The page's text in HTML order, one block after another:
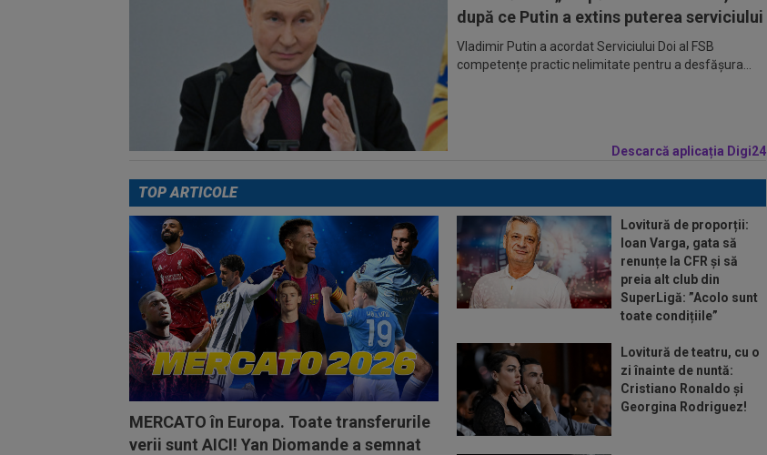
după ce Putin a extins puterea serviciului
Vladimir Putin a acordat Serviciului Doi al FSB
competențe practic nelimitate pentru a desfășura...
Descarcă aplicația Digi24
TOP ARTICOLE
MERCATO în Europa. Toate transferurile
verii sunt AICI! Yan Diomande a semnat
Lovitură de proporții:
Ioan Varga, gata să
renunțe la CFR și să
preia alt club din
SuperLigă: ”Acolo sunt
toate condițiile”
Lovitură de teatru, cu o
zi înainte de nuntă:
Cristiano Ronaldo și
Georgina Rodriguez!